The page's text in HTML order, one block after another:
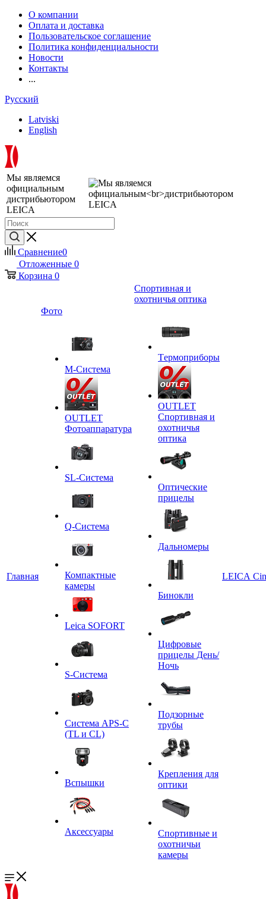
О компании
Оплата и доставка
Пользовательское соглашение
Политика конфиденциальности
Новости
Контакты
...
Русский
Latviski
English
Мы являемся
официальным
дистрибьютором
LEICA
Сравнение0
Отложенные 0
Корзина 0
Главная
Фото
M-Система
OUTLET
Фотоаппаратура
SL-Система
Q-Cистема
Компактные
камеры
Leica SOFORT
S-Система
Система APS-C
(TL и CL)
Вспышки
Аксессуары
Спортивная и
охотничья оптика
Tермоприборы
OUTLET
Спортивная и
охотничья
оптика
Оптические
прицелы
Дальномеры
Бинокли
Цифровые
прицелы День/
Ночь
Подзорные
трубы
Крепления для
оптики
Спортивные и
охотничьи
камеры
LEICA